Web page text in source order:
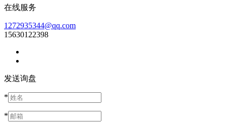
在线服务
1272935344@qq.com
15630122398
发送询盘
*
*